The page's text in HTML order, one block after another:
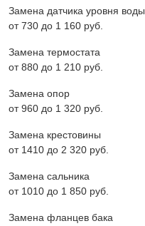
Замена датчика уровня воды
от 730 до 1 160 pyб.
Замена термостата
от 880 до 1 210 pyб.
Замена опор
от 960 до 1 320 pyб.
Замена крестовины
от 1410 до 2 320 pyб.
Замена сальника
от 1010 до 1 850 pyб.
Замена фланцев бака